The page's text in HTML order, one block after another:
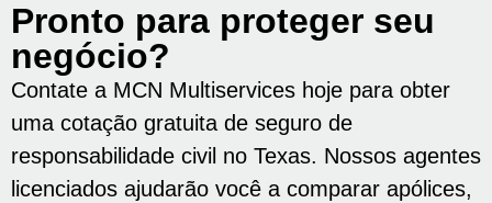
Pronto para proteger seu
negócio?
Contate a MCN Multiservices hoje para obter
uma cotação gratuita de seguro de
responsabilidade civil no Texas. Nossos agentes
licenciados ajudarão você a comparar apólices,